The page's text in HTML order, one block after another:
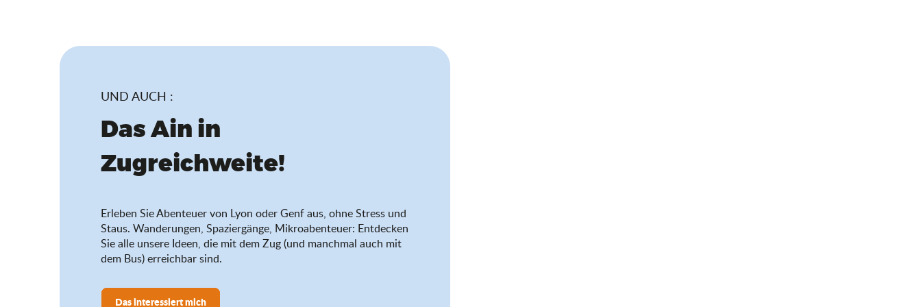
UND AUCH :
Das Ain in
Zugreichweite!
Erleben Sie Abenteuer von Lyon oder Genf aus, ohne Stress und
Staus. Wanderungen, Spaziergänge, Mikroabenteuer: Entdecken
Sie alle unsere Ideen, die mit dem Zug (und manchmal auch mit
dem Bus) erreichbar sind.
Das interessiert mich